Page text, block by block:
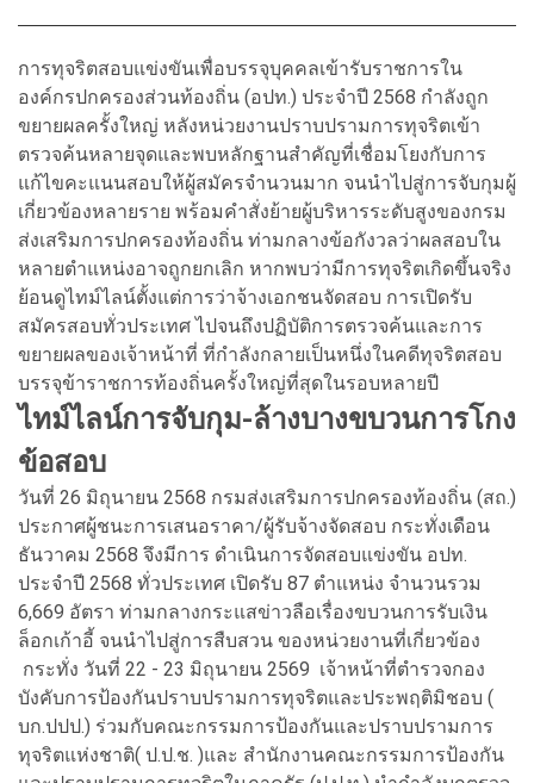
การทุจริตสอบแข่งขันเพื่อบรรจุบุคคลเข้ารับราชการใน
องค์กรปกครองส่วนท้องถิ่น (อปท.) ประจำปี 2568 กำลังถูก
ขยายผลครั้งใหญ่ หลังหน่วยงานปราบปรามการทุจริตเข้า
ตรวจค้นหลายจุดและพบหลักฐานสำคัญที่เชื่อมโยงกับการ
แก้ไขคะแนนสอบให้ผู้สมัครจำนวนมาก จนนำไปสู่การจับกุมผู้
เกี่ยวข้องหลายราย พร้อมคำสั่งย้ายผู้บริหารระดับสูงของกรม
ส่งเสริมการปกครองท้องถิ่น ท่ามกลางข้อกังวลว่าผลสอบใน
หลายตำแหน่งอาจถูกยกเลิก หากพบว่ามีการทุจริตเกิดขึ้นจริง
ย้อนดูไทม์ไลน์ตั้งแต่การว่าจ้างเอกชนจัดสอบ การเปิดรับ
สมัครสอบทั่วประเทศ ไปจนถึงปฏิบัติการตรวจค้นและการ
ขยายผลของเจ้าหน้าที่ ที่กำลังกลายเป็นหนึ่งในคดีทุจริตสอบ
บรรจุข้าราชการท้องถิ่นครั้งใหญ่ที่สุดในรอบหลายปี
ไทม์ไลน์การจับกุม-ล้างบางขบวนการโกง
ข้อสอบ
วันที่ 26 มิถุนายน 2568 กรมส่งเสริมการปกครองท้องถิ่น (สถ.)
ประกาศผู้ชนะการเสนอราคา/ผู้รับจ้างจัดสอบ กระทั่งเดือน
ธันวาคม 2568 จึงมีการ ดำเนินการจัดสอบแข่งขัน อปท.
ประจำปี 2568 ทั่วประเทศ เปิดรับ 87 ตำแหน่ง จำนวนรวม
6,669 อัตรา ท่ามกลางกระแสข่าวลือเรื่องขบวนการรับเงิน
ล็อกเก้าอี้ จนนำไปสู่การสืบสวน ของหน่วยงานที่เกี่ยวข้อง
กระทั่ง วันที่ 22 - 23 มิถุนายน 2569 เจ้าหน้าที่ตำรวจกอง
บังคับการป้องกันปราบปรามการทุจริตและประพฤติมิชอบ (
บก.ปปป.) ร่วมกับคณะกรรมการป้องกันและปราบปรามการ
ทุจริตแห่งชาติ( ป.ป.ช. )และ สำนักงานคณะกรรมการป้องกัน